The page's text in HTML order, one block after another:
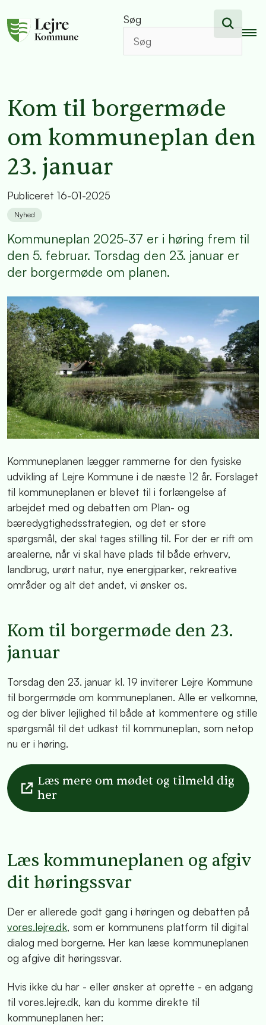
Søg
Kom til borgermøde
om kommuneplan den
23. januar
Publiceret 16-01-2025
Nyhed
Kommuneplan 2025-37 er i høring frem til
den 5. februar. Torsdag den 23. januar er
der borgermøde om planen.
Kommuneplanen lægger rammerne for den fysiske
udvikling af Lejre Kommune i de næste 12 år. Forslaget
til kommuneplanen er blevet til i forlængelse af
arbejdet med og debatten om Plan- og
bæredygtighedsstrategien, og det er store
spørgsmål, der skal tages stilling til. For der er rift om
arealerne, når vi skal have plads til både erhverv,
landbrug, urørt natur, nye energiparker, rekreative
områder og alt det andet, vi ønsker os.
Kom til borgermøde den 23.
januar
Torsdag den 23. januar kl. 19 inviterer Lejre Kommune
til borgermøde om kommuneplanen. Alle er velkomne,
og der bliver lejlighed til både at kommentere og stille
spørgsmål til det udkast til kommuneplan, som netop
nu er i høring.
Læs mere om mødet og tilmeld dig
her
Læs kommuneplanen og afgiv
dit høringssvar
Der er allerede godt gang i høringen og debatten på
vores.lejre.dk, som er kommunens platform til digital
dialog med borgerne. Her kan læse kommuneplanen
og afgive dit høringssvar.
Hvis ikke du har - eller ønsker at oprette - en adgang
til vores.lejre.dk, kan du komme direkte til
kommuneplanen her: